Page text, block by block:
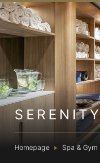
Homepage Spa & Gym